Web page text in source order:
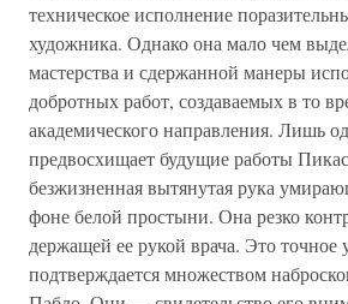
техническое исполнение
художника. Однако она мало чем
мастерства и сдержанной манеры
добротных работ, создаваемых в то
академического направления. Лишь
предвосхищает будущие работы
безжизненная вытянутая рука
фоне белой простыни. Она резко
держащей ее рукой врача. Это точное
подтверждается множеством